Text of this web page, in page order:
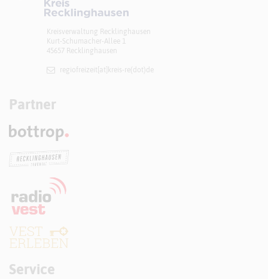
Kreisverwaltung Recklinghausen
Kurt-Schumacher-Allee 1
45657 Recklinghausen
regiofreizeit[at]​kreis-re(dot)de
Partner
Service